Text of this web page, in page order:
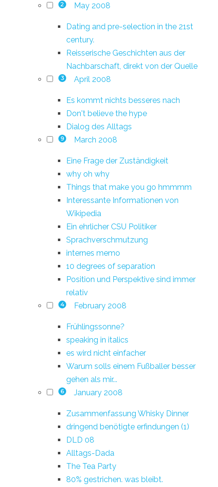
2 May 2008
Dating and pre-selection in the 21st
century.
Reisserische Geschichten aus der
Nachbarschaft, direkt von der Quelle
3 April 2008
Es kommt nichts besseres nach
Don't believe the hype
Dialog des Alltags
9 March 2008
Eine Frage der Zuständigkeit
why oh why
Things that make you go hmmmm
Interessante Informationen von
Wikipedia
Ein ehrlicher CSU Politiker
Sprachverschmutzung
internes memo
10 degrees of separation
Position und Perspektive sind immer
relativ
4 February 2008
Frühlingssonne?
speaking in italics
es wird nicht einfacher
Warum solls einem Fußballer besser
gehen als mir...
6 January 2008
Zusammenfassung Whisky Dinner
dringend benötigte erfindungen (1)
DLD 08
Alltags-Dada
The Tea Party
80% gestrichen. was bleibt.